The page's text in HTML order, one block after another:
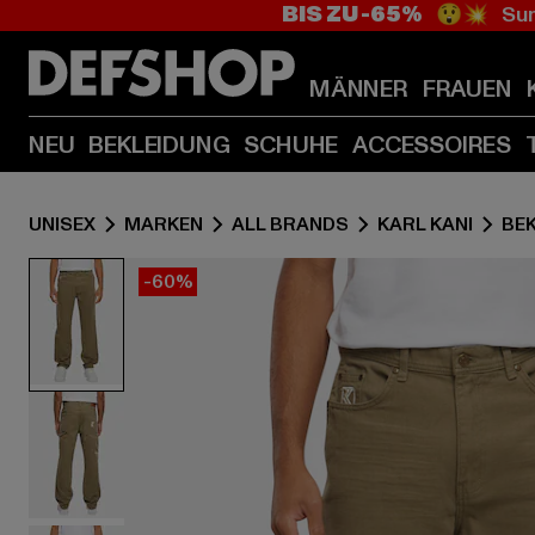
BIS ZU -65% 😲💥
MÄNNER FRAUEN
NEU BEKLEIDUNG SCHUHE ACCESSOIRES
UNISEX MARKEN ALL BRANDS KARL KANI
-60%